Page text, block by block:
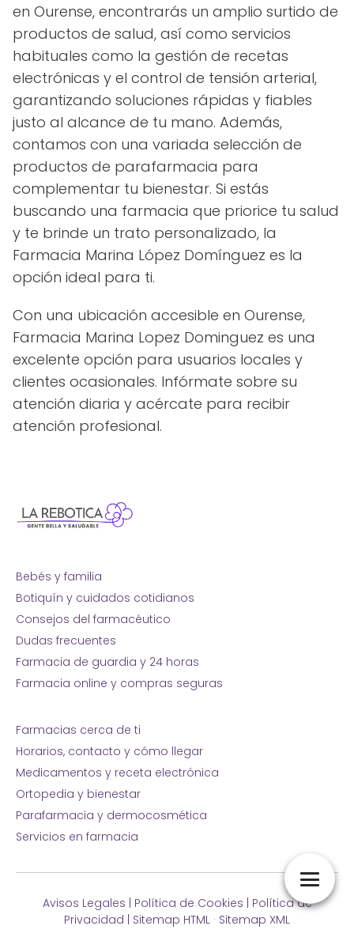
en Ourense, encontrarás un amplio surtido de
productos de salud, así como servicios
habituales como la gestión de recetas
electrónicas y el control de tensión arterial,
garantizando soluciones rápidas y fiables
justo al alcance de tu mano. Además,
contamos con una variada selección de
productos de parafarmacia para
complementar tu bienestar. Si estás
buscando una farmacia que priorice tu salud
y te brinde un trato personalizado, la
Farmacia Marina López Domínguez es la
opción ideal para ti.
Con una ubicación accesible en Ourense,
Farmacia Marina Lopez Dominguez es una
excelente opción para usuarios locales y
clientes ocasionales. Infórmate sobre su
atención diaria y acércate para recibir
atención profesional.
Bebés y familia
Botiquín y cuidados cotidianos
Consejos del farmacéutico
Dudas frecuentes
Farmacia de guardia y 24 horas
Farmacia online y compras seguras
Farmacias cerca de ti
Horarios, contacto y cómo llegar
Medicamentos y receta electrónica
Ortopedia y bienestar
Parafarmacia y dermocosmética
Servicios en farmacia
Avisos Legales | Política de Cookies | Política de
Privacidad | Sitemap HTML · Sitemap XML